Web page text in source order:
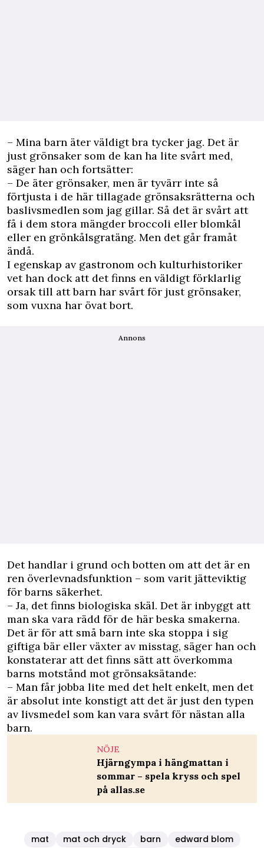
– Mina barn äter väldigt bra tycker jag. Det är
just grönsaker som de kan ha lite svårt med,
säger han och fortsätter:
– De äter grönsaker, men är tyvärr inte så
förtjusta i de här tillagade grönsaksrätterna och
baslivsmedlen som jag gillar. Så det är svårt att
få i dem stora mängder broccoli eller blomkål
eller en grönkålsgratäng. Men det går framåt
ändå.
I egenskap av gastronom och kulturhistoriker
vet han dock att det finns en väldigt förklarlig
orsak till att barn har svårt för just grönsaker,
som vuxna har övat bort.
Annons
Det handlar i grund och botten om att det är en
ren överlevnadsfunktion – som varit jätteviktig
för barns säkerhet.
– Ja, det finns biologiska skäl. Det är inbyggt att
man ska vara rädd för de här beska smakerna.
Det är för att små barn inte ska stoppa i sig
giftiga bär eller växter av misstag, säger han och
konstaterar att det finns sätt att överkomma
barns motstånd mot grönsaksätande:
– Man får jobba lite med det helt enkelt, men det
är absolut inte konstigt att det är just den typen
av livsmedel som kan vara svårt för nästan alla
barn.
NÖJE
Hjärngympa i hängmattan i
sommar – spela kryss och spel
på allas.se
mat mat och dryck barn
edward blom